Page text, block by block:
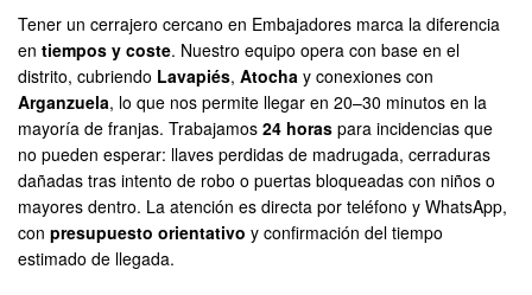
Tener un cerrajero cercano en Embajadores marca la diferencia
en tiempos y coste. Nuestro equipo opera con base en el
distrito, cubriendo Lavapiés, Atocha y conexiones con
Arganzuela, lo que nos permite llegar en 20–30 minutos en la
mayoría de franjas. Trabajamos 24 horas para incidencias que
no pueden esperar: llaves perdidas de madrugada, cerraduras
dañadas tras intento de robo o puertas bloqueadas con niños o
mayores dentro. La atención es directa por teléfono y WhatsApp,
con presupuesto orientativo y confirmación del tiempo
estimado de llegada.